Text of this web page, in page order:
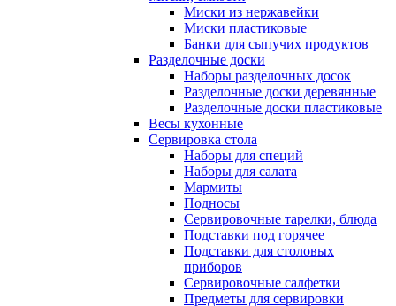
Миски из нержавейки
Миски пластиковые
Банки для сыпучих продуктов
Разделочные доски
Наборы разделочных досок
Разделочные доски деревянные
Разделочные доски пластиковые
Весы кухонные
Сервировка стола
Наборы для специй
Наборы для салата
Мармиты
Подносы
Сервировочные тарелки, блюда
Подставки под горячее
Подставки для столовых
приборов
Сервировочные салфетки
Предметы для сервировки